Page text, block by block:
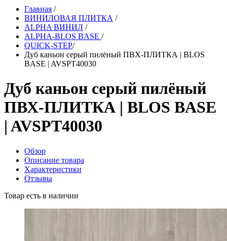
Главная /
ВИНИЛОВАЯ ПЛИТКА /
ALPHA ВИНИЛ /
ALPHA-BLOS BASE /
QUICK-STEP/
Дуб каньон серый пилёный ПВХ-ПЛИТКА | BLOS
BASE | AVSPT40030
Дуб каньон серый пилёный
ПВХ-ПЛИТКА | BLOS BASE
| AVSPT40030
Обзор
Описание товара
Характеристики
Отзывы
Товар есть в наличии